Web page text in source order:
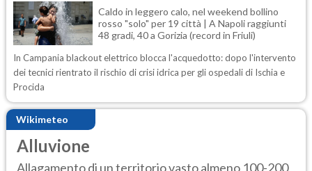
Caldo in leggero calo, nel weekend bollino
rosso "solo" per 19 città | A Napoli raggiunti
48 gradi, 40 a Gorizia (record in Friuli)
In Campania blackout elettrico blocca l'acquedotto: dopo l'intervento
dei tecnici rientrato il rischio di crisi idrica per gli ospedali di Ischia e
Procida
Wikimeteo
Alluvione
Allagamento di un territorio vasto almeno 100-200